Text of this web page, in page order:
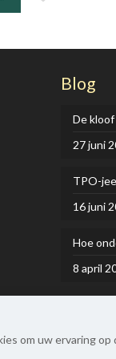
Blog
De
27 juni
TPO-jee
16 juni
Hoe
8 april
| Webdesign:
om uw ervaring